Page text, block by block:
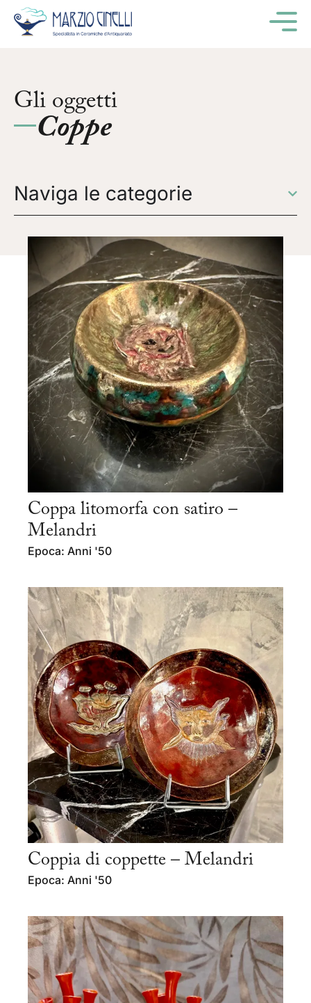
Gli oggetti
Coppe
Naviga le categorie
Coppa litomorfa con satiro –
Melandri
Epoca: Anni '50
Coppia di coppette – Melandri
Epoca: Anni '50